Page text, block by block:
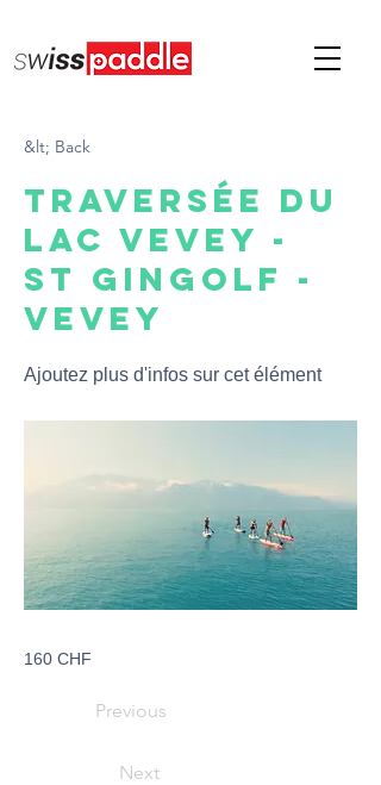
&lt; Back
Traversée du
Lac Vevey -
St Gingolf -
Vevey
Ajoutez plus d'infos sur cet élément
160 CHF
Previous
Next